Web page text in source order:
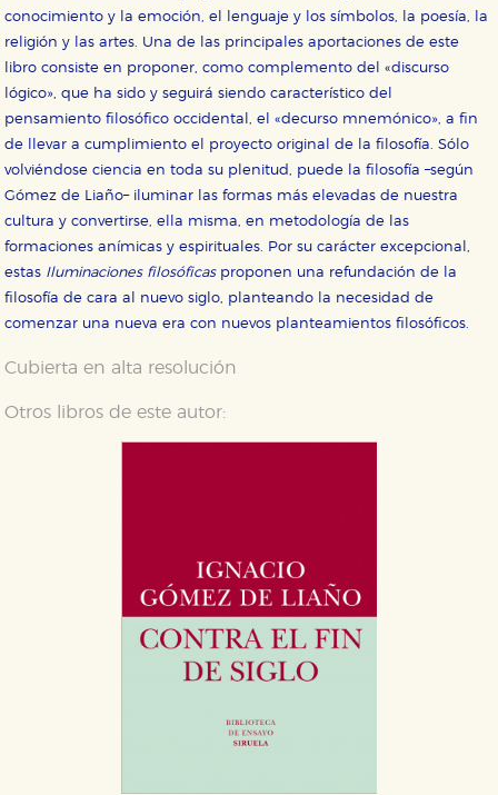
conocimiento y la emoción, el lenguaje y los símbolos, la poesía, la
religión y las artes. Una de las principales aportaciones de este
libro consiste en proponer, como complemento del «discurso
lógico», que ha sido y seguirá siendo característico del
pensamiento filosófico occidental, el «decurso mnemónico», a fin
de llevar a cumplimiento el proyecto original de la filosofía. Sólo
volviéndose ciencia en toda su plenitud, puede la filosofía –según
Gómez de Liaño– iluminar las formas más elevadas de nuestra
cultura y convertirse, ella misma, en metodología de las
formaciones anímicas y espirituales. Por su carácter excepcional,
estas Iluminaciones filosóficasproponen una refundación de la
filosofía de cara al nuevo siglo, planteando la necesidad de
comenzar una nueva era con nuevos planteamientos filosóficos.
Cubierta en alta resolución
Otros libros de este autor: